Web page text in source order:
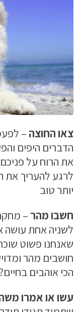
צאו החוצה –
הדברים היפים
את הרוח על
לרגע להעריך את
יותר טוב
חשבו מהר –
לשניה אחת עושה
שאנחנו פשוט
הכי אוהבים
עשו או אמרו